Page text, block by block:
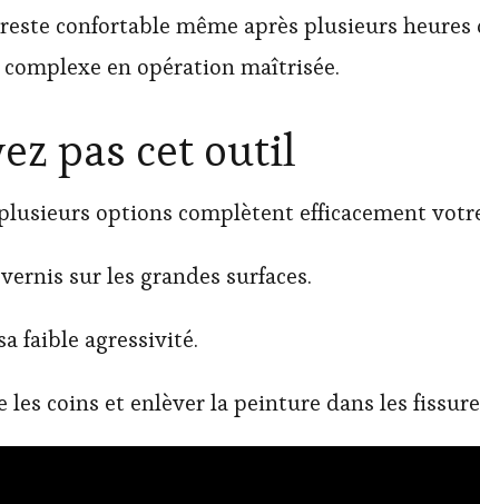
confortable même après plusieurs
en opération maîtrisée.
pas cet outil
options complètent efficacement
sur les grandes surfaces.
faible agressivité.
coins et enlèver la peinture dans les